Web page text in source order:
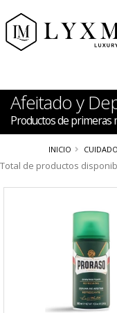
Afeitado y
Productos de primeras
INICIO
Total de productos